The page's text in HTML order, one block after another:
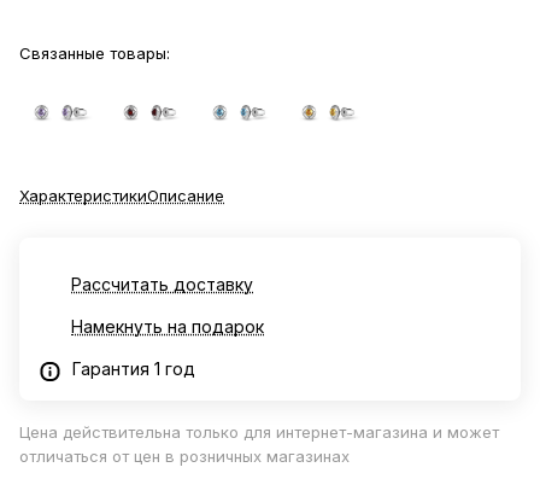
Связанные товары:
ХарактеристикиОписание
Рассчитать доставку
Намекнуть на подарок
Гарантия 1 год
Цена действительна только для интернет-магазина и может
отличаться от цен в розничных магазинах